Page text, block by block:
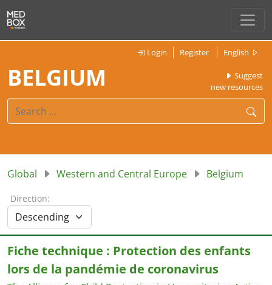
Login Register English
BELGIUM
Suggest
new resources
Global Western and Central Europe Belgium
Direction:
Fiche technique : Protection des enfants
lors de la pandémie de coronavirus